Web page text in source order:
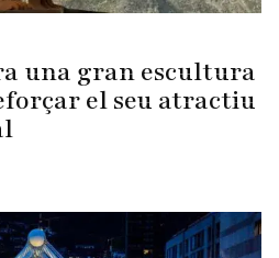
una gran escultura
el seu atractiu